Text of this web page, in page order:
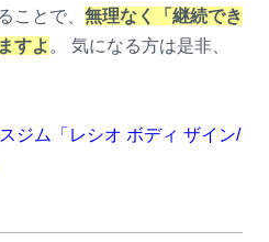
ことで、 無理なく「継続でき
すよ 。 気になる方は是非、
ジム「レシオ ボディ ザイン/